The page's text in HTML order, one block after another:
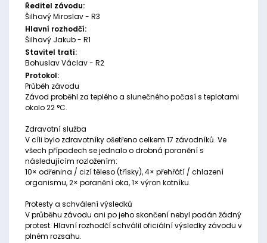
Ředitel závodu:
Šilhavý Miroslav - R3
Hlavní rozhodčí:
Šilhavý Jakub - R1
Stavitel tratí:
Bohuslav Václav - R2
Protokol:
Průběh závodu
Závod proběhl za teplého a slunečného počasí s teplotami
okolo 22 °C.
Zdravotní služba
V cíli bylo zdravotníky ošetřeno celkem 17 závodníků. Ve
všech případech se jednalo o drobná poranění s
následujícím rozložením:
10× odřenina / cizí těleso (třísky), 4× přehřátí / chlazení
organismu, 2× poranění oka, 1× výron kotníku.
Protesty a schválení výsledků
V průběhu závodu ani po jeho skončení nebyl podán žádný
protest. Hlavní rozhodčí schválil oficiální výsledky závodu v
plném rozsahu.